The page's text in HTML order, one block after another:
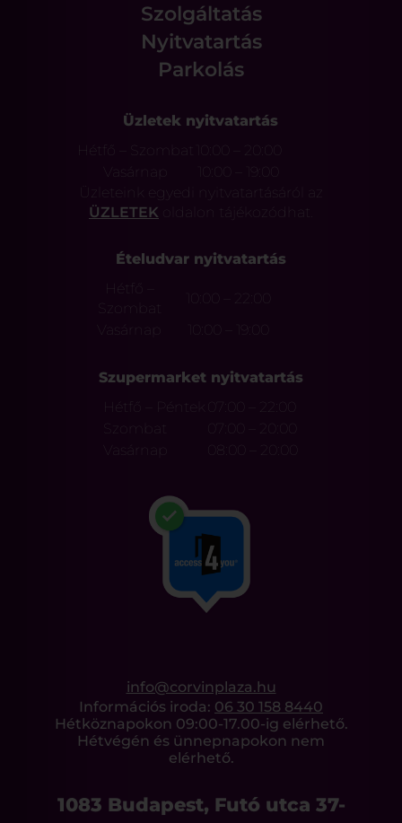
Szolgáltatás
Nyitvatartás
Parkolás
Üzletek nyitvatartás
Hétfő – Szombat
10:00 – 20:00
Vasárnap
Üzleteink egyedi nyitvatartásáról az
ÜZLETEK oldalon tájékozódhat.
Ételudvar nyitvatartás
Hétfő –
Szombat
10:00 – 22:00
Vasárnap
Szupermarket nyitvatartás
Hétfő – Péntek
07:00 – 22:00
Szombat
07:00 – 20:00
Vasárnap
08:00 – 20:00
info@corvinplaza.hu
Információs iroda: 06 30 158 8440
Hétköznapokon 09:00-17.00-ig elérhető.
Hétvégén és ünnepnapokon nem
elérhető.
1083 Budapest, Futó utca 37-